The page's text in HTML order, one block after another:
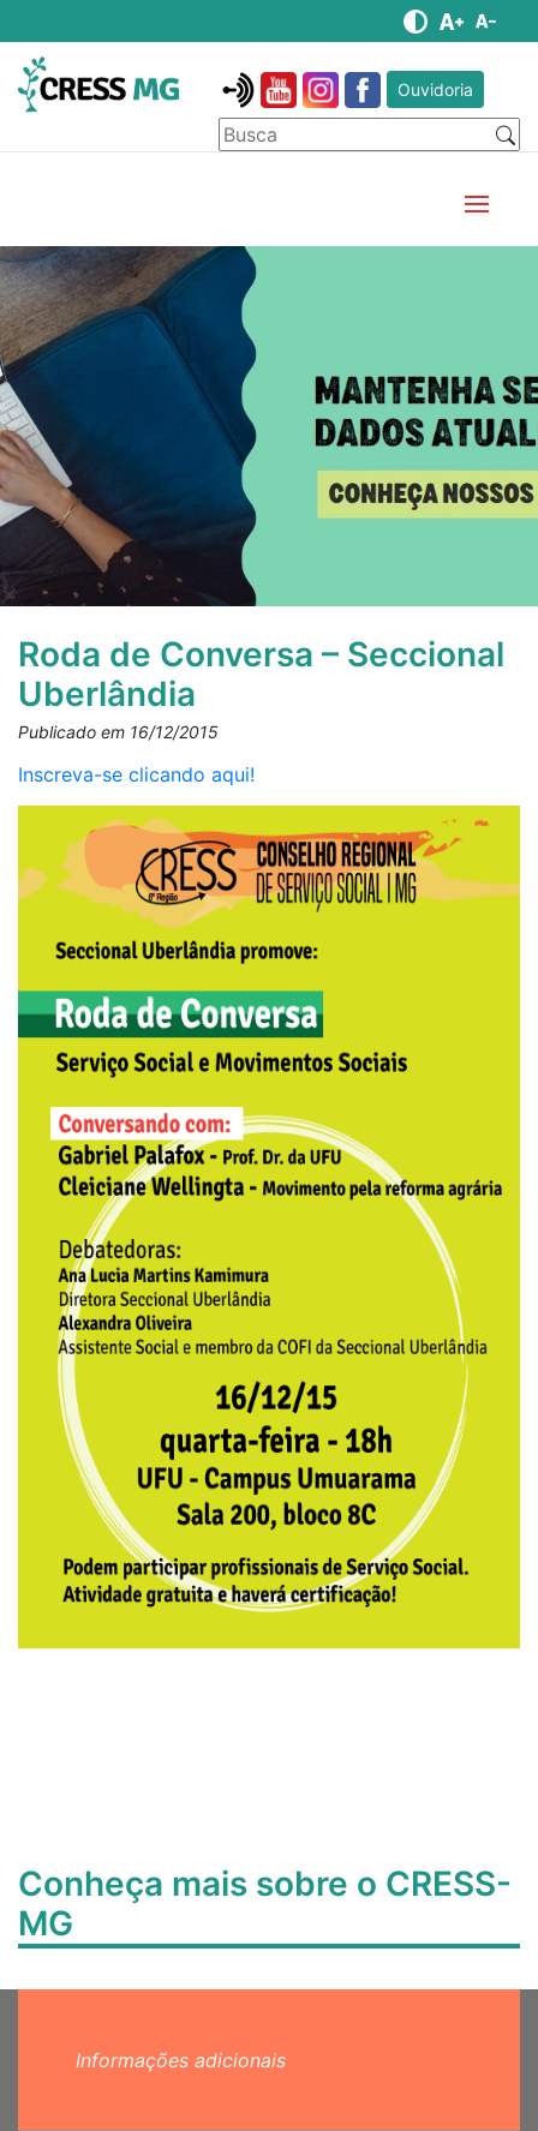
Ouvidoria
Roda de Conversa – Seccional
Uberlândia
Publicado em 16/12/2015
Inscreva-se clicando aqui!
Conheça mais sobre o CRESS-
MG
Informações adicionais